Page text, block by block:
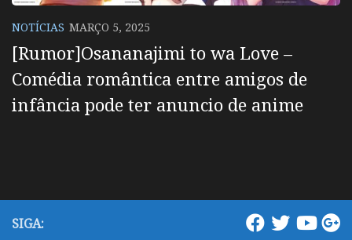
NOTÍCIAS MARÇO 5, 2025
[Rumor]Osananajimi to wa Love –
Comédia romântica entre amigos de
infância pode ter anuncio de anime
SIGA: